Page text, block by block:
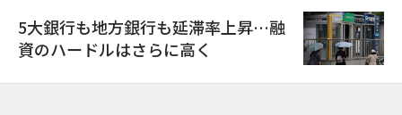
5大銀行も地方銀行も延滞率上昇…融
資のハードルはさらに高く